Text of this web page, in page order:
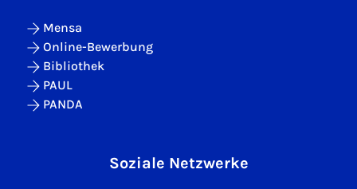
Mensa
Online-Bewerbung
Bibliothek
PAUL
PANDA
Soziale Netzwerke